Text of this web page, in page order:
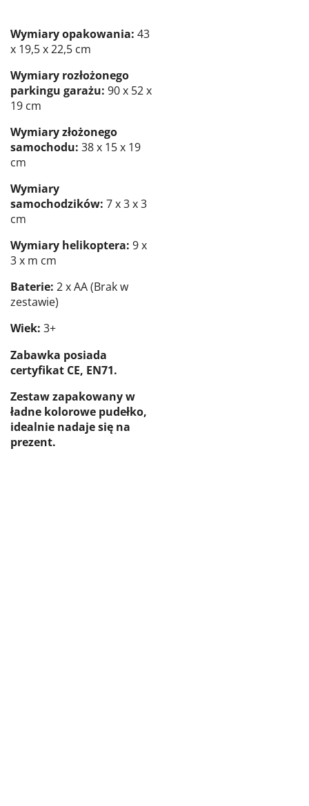
Wymiary opakowania: 43
x 19,5 x 22,5 cm
Wymiary rozłożonego
parkingu garażu: 90 x 52 x
19 cm
Wymiary złożonego
samochodu: 38 x 15 x 19
cm
Wymiary
samochodzików: 7 x 3 x 3
cm
Wymiary helikoptera: 9 x
3 x m cm
Baterie: 2 x AA (Brak w
zestawie)
Wiek: 3+
Zabawka posiada
certyfikat CE, EN71.
Zestaw zapakowany w
ładne kolorowe pudełko,
idealnie nadaje się na
prezent.